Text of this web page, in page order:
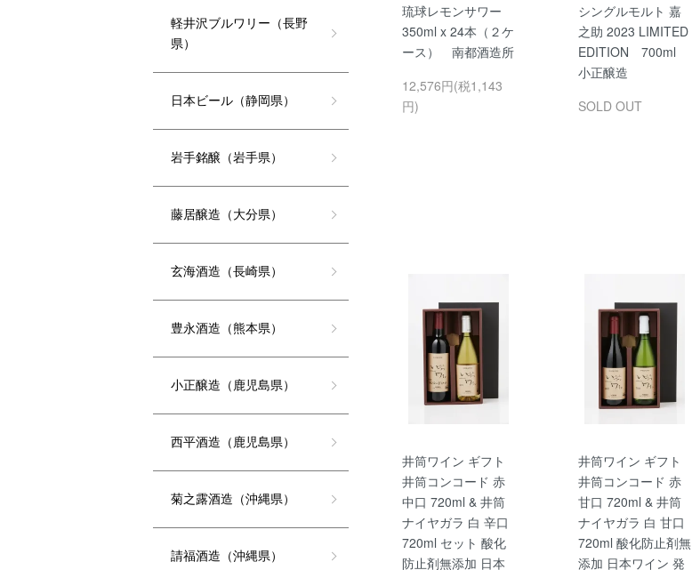
琉球レモンサワー
350ml x 24本（２ケ
ース） 南都酒造所
12,576円(税1,143
円)
シングルモルト 嘉
之助 2023 LIMITED
EDITION 700ml
小正醸造
SOLD OUT
井筒ワイン ギフト
井筒コンコード 赤
中口 720ml & 井筒
ナイヤガラ 白 辛口
720ml セット 酸化
防止剤無添加 日本
井筒ワイン ギフト
井筒コンコード 赤
甘口 720ml & 井筒
ナイヤガラ 白 甘口
720ml 酸化防止剤無
添加 日本ワイン 発
軽井沢ブルワリー（長野
県）
日本ビール（静岡県）
岩手銘醸（岩手県）
藤居醸造（大分県）
玄海酒造（長崎県）
豊永酒造（熊本県）
小正醸造（鹿児島県）
西平酒造（鹿児島県）
菊之露酒造（沖縄県）
請福酒造（沖縄県）